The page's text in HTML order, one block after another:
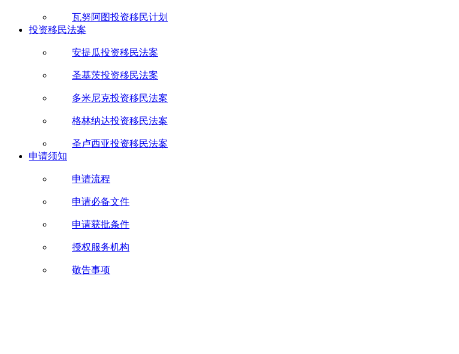
瓦努阿图投资移民计划
投资移民法案
安提瓜投资移民法案
圣基茨投资移民法案
多米尼克投资移民法案
格林纳达投资移民法案
圣卢西亚投资移民法案
申请须知
申请流程
申请必备文件
申请获批条件
授权服务机构
敬告事项